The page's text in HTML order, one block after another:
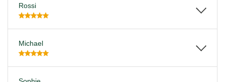
Rossi
Michael